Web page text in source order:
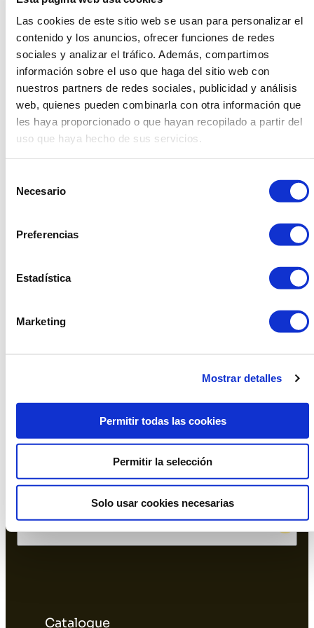
Las cookies de este sitio web se usan para personalizar el
contenido y los anuncios, ofrecer funciones de redes
sociales y analizar el tráfico. Además, compartimos
información sobre el uso que haga del sitio web con
nuestros partners de redes sociales, publicidad y análisis
web, quienes pueden combinarla con otra información que
les haya proporcionado o que hayan recopilado a partir del
uso que haya hecho de sus servicios.
Necesario
Preferencias
Estadística
Marketing
Mostrar detalles
Permitir todas las cookies
Permitir la selección
Solo usar cookies necesarias
El próximo día 14 es el día de San Valentín. Sorprende a
tu pareja con una cena romántica preparada con el
mejor gusto y la mayor calidad. Una fina vajilla para una
buena comida, una elegante cubitera para enfriar el
mejor cava y unos candelabros para amenizar la cena
con velas. ¡Imagina lo que quieras, nosotros te
asesoramos para que enamores más que nunca!
Share
Facebook
934 10 3 1 48 - 9 34 393 01 1
Catalogue
Office and Showroom Barcelona
Warehouse L'Hospitalet